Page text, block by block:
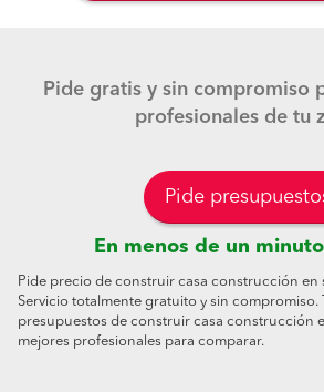
Pide gratis y sin compromiso
profesionales de tu
Pide
En menos de un
Pide precio de construir casa construcción en
Servicio totalmente gratuito y sin compromiso.
presupuestos de construir casa construcción
mejores profesionales para comparar.